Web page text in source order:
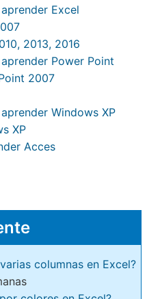
Excel
2013, 2016
Power Point
2007
Windows XP
XP
Acces
columnas en Excel?